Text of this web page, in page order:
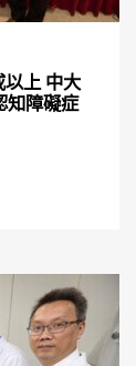
上 中大
知障礙症